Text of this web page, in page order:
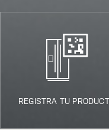
REGISTRA TU